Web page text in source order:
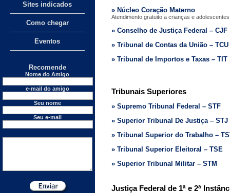
Sites indicados
Como chegar
Eventos
Recomende
Nome do Amigo
e-mail do amigo
Seu nome
Seu e-mail
» Núcleo Coração Materno
Atendimento gratuito a crianças e
» Conselho de Justiça Federal – CJF
» Tribunal de Contas da União – TCU
» Tribunal de Importos e Taxas – TIT
Tribunais Superiores
» Supremo Tribunal Federal – STF
» Superior Tribunal De Justiça– STJ
» Tribunal Superior do Trabalho –
» Tribunal Superior Eleitoral – TSE
» Superior Tribunal Militar – STM
Justiça Federal de 1ª e 2ª